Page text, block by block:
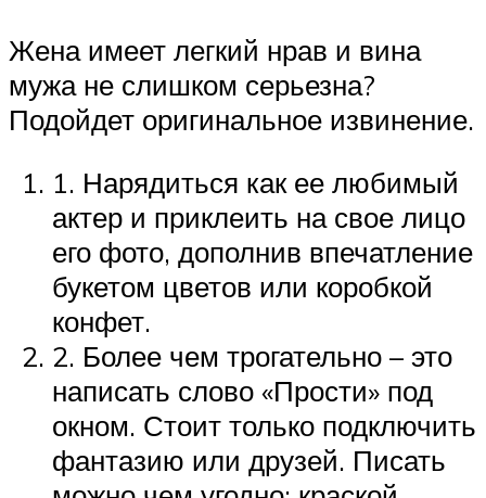
Жена имеет легкий нрав и вина
мужа не слишком серьезна?
Подойдет оригинальное извинение.
1. Нарядиться как ее любимый
актер и приклеить на свое лицо
его фото, дополнив впечатление
букетом цветов или коробкой
конфет.
2. Более чем трогательно – это
написать слово «Прости» под
окном. Стоит только подключить
фантазию или друзей. Писать